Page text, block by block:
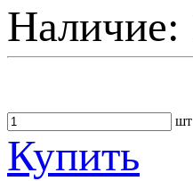
Наличие:
шт
Купить